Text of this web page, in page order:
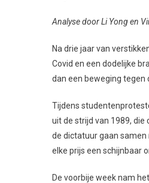
Analyse door Li Yong en
Na drie jaar van
Covid en een dodelijke
dan een beweging tegen
Tijdens
uit de strijd van 1989,
de dictatuur gaan
elke prijs een schijnbaar
De voorbije week nam